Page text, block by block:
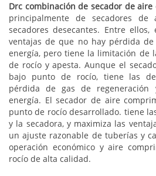
Drc combinación de secador de
principalmente de secadores
secadores desecantes. Entre
ventajas de que no hay pérdida
energía, pero tiene la limitación de
de rocío y apesta. Aunque el
bajo punto de rocío, tiene las
pérdida de gas de
energía. El secador de aire
punto de rocío desarrollado. tiene
y la secadora, y maximiza las
un ajuste razonable de tuberías y
operación económico y aire
rocío de alta calidad.